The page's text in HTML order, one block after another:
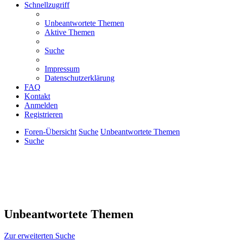
Schnellzugriff
Unbeantwortete Themen
Aktive Themen
Suche
Impressum
Datenschutzerklärung
FAQ
Kontakt
Anmelden
Registrieren
Foren-Übersicht Suche Unbeantwortete Themen
Suche
Unbeantwortete Themen
Zur erweiterten Suche